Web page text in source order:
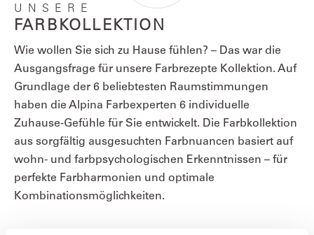
Beliebte Suchbegriffe
Feine Farben
Lacke
Pure farben
Kinderzimmer
Farbenfreunde
UNSERE
FARBKOLLEKTION
Wie wollen Sie sich zu Hause fühlen? – Das war die
Ausgangsfrage für unsere Farbrezepte Kollektion. Auf
Grundlage der 6 beliebtesten Raumstimmungen
haben die Alpina Farbexperten 6 individuelle
Zuhause-Gefühle für Sie entwickelt. Die Farbkollektion
aus sorgfältig ausgesuchten Farbnuancen basiert auf
wohn- und farbpsychologischen Erkenntnissen – für
perfekte Farbharmonien und optimale
Kombinationsmöglichkeiten.